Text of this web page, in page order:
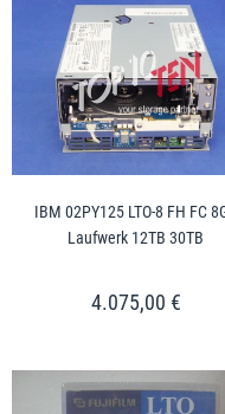
IBM 02PY125 LTO-8 FH FC
Laufwerk 12TB 30TB
4.075,00 €